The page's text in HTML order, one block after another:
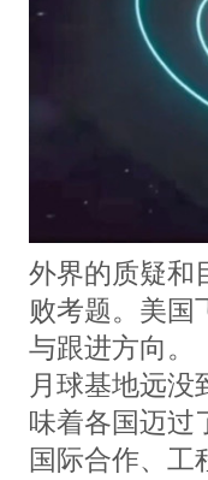
外界的质疑和
败考题。美国
与跟进方向。
月球基地远没
味着各国迈过
国际合作、工